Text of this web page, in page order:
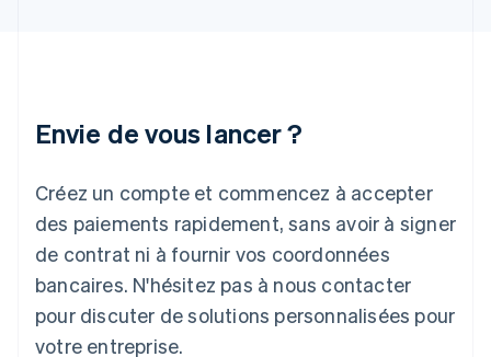
Envie de vous lancer ?
Créez un compte et commencez à accepter
des paiements rapidement, sans avoir à signer
de contrat ni à fournir vos coordonnées
bancaires. N'hésitez pas à nous contacter
pour discuter de solutions personnalisées pour
votre entreprise.
Japon
Lettonie
English
Liechtenstein
DeutschEnglish
Lituanie
Luxembourg
FrançaisDeutschEnglish